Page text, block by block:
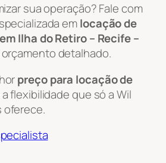
sua operação? Fale com
emlocação de
Ilha do Retiro – Recife –
detalhado.
preço para locação de
flexibilidade que só a Wil
oferece.